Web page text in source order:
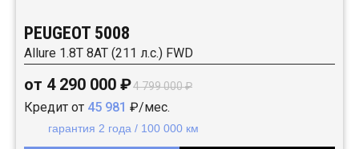
PEUGEOT 5008
Allure 1.8T 8AT (211 л.с.) FWD
от 4 290 000 ₽4 799 000 ₽
Кредит от 45 981 ₽/мес.
гарантия 2 года / 100 000 км